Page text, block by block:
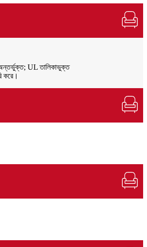
অন্তর্ভুক্ত; UL তালিকাভুক্ত
করে।